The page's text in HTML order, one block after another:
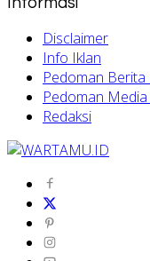
Disclaimer
Info Iklan
Pedoman Berita
Pedoman
Redaksi